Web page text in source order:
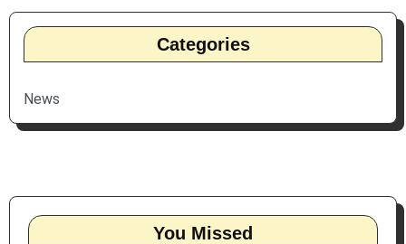
Categories
News
You Missed